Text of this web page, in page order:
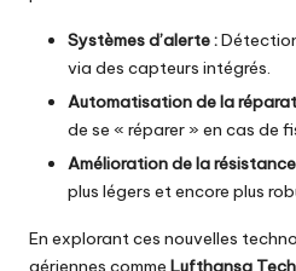
Systèmes d’alerte :
via des capteurs intégrés.
Automatisation de la
de se « réparer » en cas de
Amélioration de la
plus légers et encore plus
En explorant ces nouvelles
aériennes comme Lufthansa